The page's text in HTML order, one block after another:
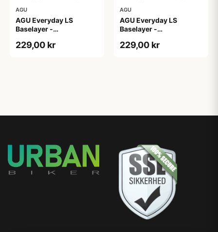
AGU
AGU Everyday LS
Baselayer -
Ærmer - Herre - Hvid -
229,00 kr
AGU
AGU Everyday LS
Baselayer -
Ærmer - Herre - Hvid -
229,00 kr